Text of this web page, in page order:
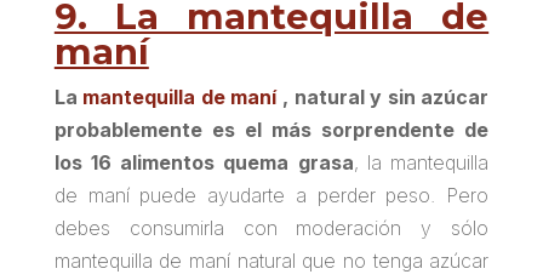
9. La mantequilla de
maní
La mantequilla de maní, natural y sin azúcar
probablemente es el más sorprendente de
los 16 alimentos quema grasa, la mantequilla
de maní puede ayudarte a perder peso. Pero
debes consumirla con moderación y sólo
mantequilla de maní natural que no tenga azúcar